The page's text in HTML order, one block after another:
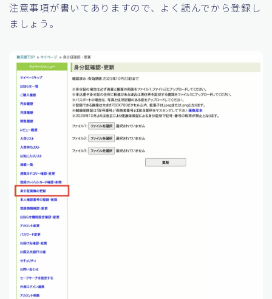
注意事項が書いてありますので、よく読んでから登録し
ましょう。